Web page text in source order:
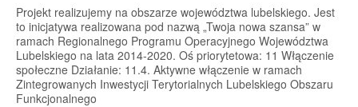
Projekt realizujemy na obszarze województwa lubelskiego. Jest
to inicjatywa realizowana pod nazwą „Twoja nowa szansa” w
ramach Regionalnego Programu Operacyjnego Województwa
Lubelskiego na lata 2014-2020. Oś priorytetowa: 11 Włączenie
społeczne Działanie: 11.4. Aktywne włączenie w ramach
Zintegrowanych Inwestycji Terytorialnych Lubelskiego Obszaru
Funkcjonalnego